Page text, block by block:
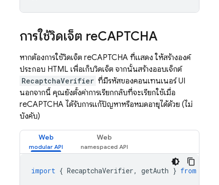
การใช้วิดเจ็ต reCAPTCHA
หากต้องการใช้วิดเจ็ต reCAPTCHA ที่แสดง ให้สร้างองค์
ประกอบ HTML เพื่อเก็บวิดเจ็ต จากนั้นสร้างออบเจ็กต์
RecaptchaVerifier ที่มีรหัสของคอนเทนเนอร์ UI
นอกจากนี้ คุณยังตั้งค่าการเรียกกลับที่จะเรียกใช้เมื่อ
reCAPTCHA ได้รับการแก้ปัญหาหรือหมดอายุได้ด้วย (ไม่
บังคับ)
Web Web
import { RecaptchaVerifier, getAuth } from